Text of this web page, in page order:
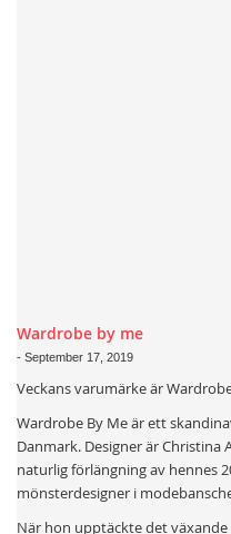
Wardrobe by me
- September 17, 2019
Veckans varumärke är
Wardrobe By Me är ett
Danmark. Designer är Christina
naturlig förlängning av hennes
mönsterdesigner i
När hon upptäckte det